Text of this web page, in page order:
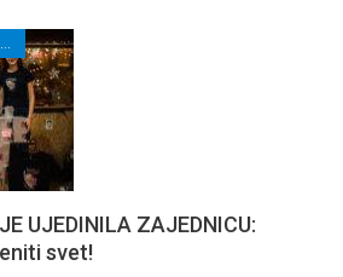
UJEDINILA ZAJEDNICU:
svet!